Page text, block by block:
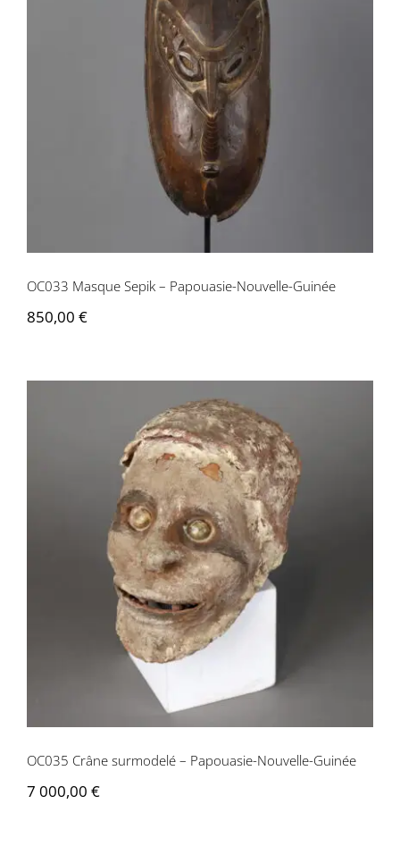
OC033 Masque Sepik – Papouasie-
Nouvelle-Guinée
OC033 Masque Sepik – Papouasie-Nouvelle-Guinée
850,00 €
OC035 Crâne surmodelé – Papouasie-
Nouvelle-Guinée
OC035 Crâne surmodelé – Papouasie-Nouvelle-Guinée
7 000,00 €